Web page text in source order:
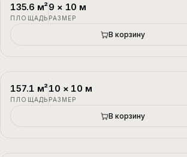
П-1
135.6 м²
ПЛОЩАДЬ
9 × 10 м
РАЗМЕР
В корзину
П-2
157.1 м²
ПЛОЩАДЬ
10 × 10 м
РАЗМЕР
В корзину